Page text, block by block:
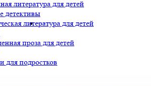
литература для детей
детективы
литература для детей
проза для детей
для подростков